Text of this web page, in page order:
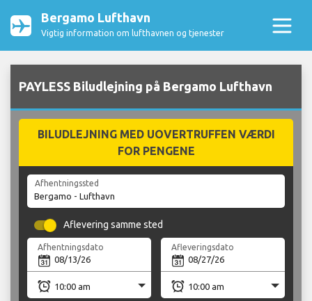
Bergamo Lufthavn
Vigtig information om lufthavnen og tjenester
PAYLESS Biludlejning på Bergamo Lufthavn
BILUDLEJNING MED UOVERTRUFFEN VÆRDI
FOR PENGENE
Afhentningssted
Aflevering samme sted
Afhentningsdato Afleveringsdato